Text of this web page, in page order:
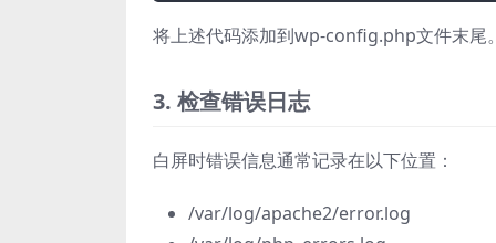
将上述代码添加到wp-config.php文件末尾。
3. 检查错误日志
白屏时错误信息通常记录在以下位置：
/var/log/apache2/error.log